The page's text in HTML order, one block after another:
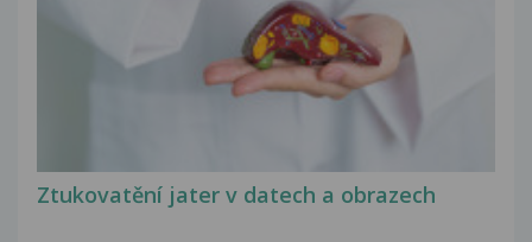
Ztukovatění jater v datech a obrazech